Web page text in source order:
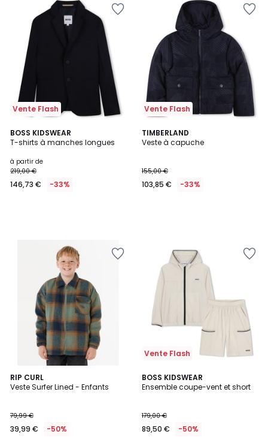
Vente Flash
BOSS KIDSWEAR
T-shirts à manches longues
à partir de
219,00 €
146,73 € -33%
Vente Flash
TIMBERLAND
Veste à capuche
155,00 €
103,85 € -33%
RIP CURL
Veste Surfer Lined - Enfants
79,99 €
39,99 € -50%
Vente Flash
BOSS KIDSWEAR
Ensemble coupe-vent et short
179,00 €
89,50 € -50%